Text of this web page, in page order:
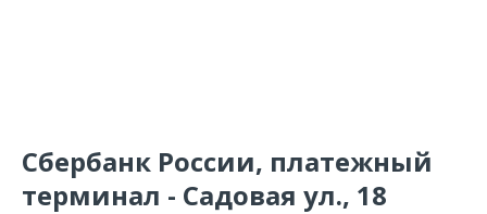
Сбербанк России, платежный
терминал - Садовая ул., 18